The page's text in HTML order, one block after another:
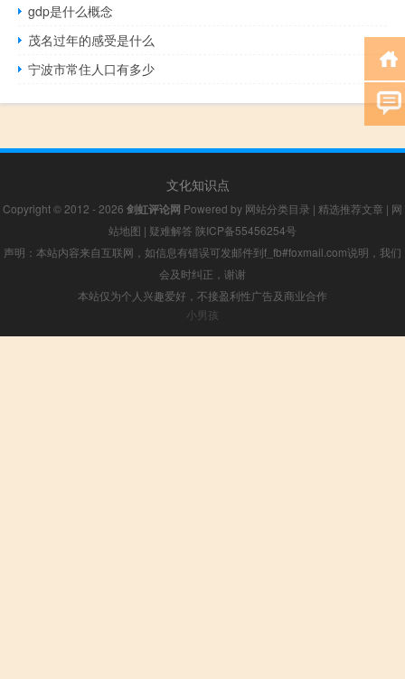
gdp是什么概念
茂名过年的感受是什么
宁波市常住人口有多少
文化知识点
Copyright © 2012 - 2026 剑虹评论网 Powered by 网站分类目录 | 精选推荐文章 | 网
站地图 | 疑难解答 陕ICP备55456254号
声明：本站内容来自互联网，如信息有错误可发邮件到f_fb#foxmail.com说明，我们
会及时纠正，谢谢
本站仅为个人兴趣爱好，不接盈利性广告及商业合作
小男孩